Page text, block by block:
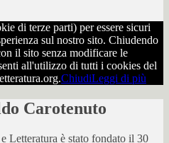
di terze parti) per essere sicuri
sul nostro sito. Chiudendo
il sito senza modificare le
all'utilizzo di tutti i cookies del
ChiudiLeggi di più
Carotenuto
Letteratura è stato fondato il 30